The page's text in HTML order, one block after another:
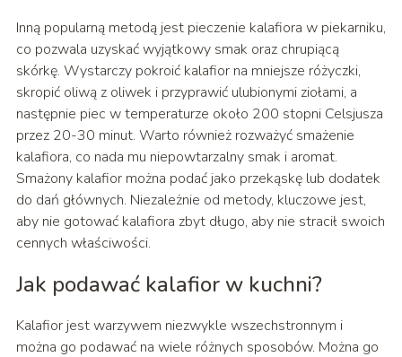
Inną popularną metodą jest pieczenie kalafiora w piekarniku,
co pozwala uzyskać wyjątkowy smak oraz chrupiącą
skórkę. Wystarczy pokroić kalafior na mniejsze różyczki,
skropić oliwą z oliwek i przyprawić ulubionymi ziołami, a
następnie piec w temperaturze około 200 stopni Celsjusza
przez 20-30 minut. Warto również rozważyć smażenie
kalafiora, co nada mu niepowtarzalny smak i aromat.
Smażony kalafior można podać jako przekąskę lub dodatek
do dań głównych. Niezależnie od metody, kluczowe jest,
aby nie gotować kalafiora zbyt długo, aby nie stracił swoich
cennych właściwości.
Jak podawać kalafior w kuchni?
Kalafior jest warzywem niezwykle wszechstronnym i
można go podawać na wiele różnych sposobów. Można go